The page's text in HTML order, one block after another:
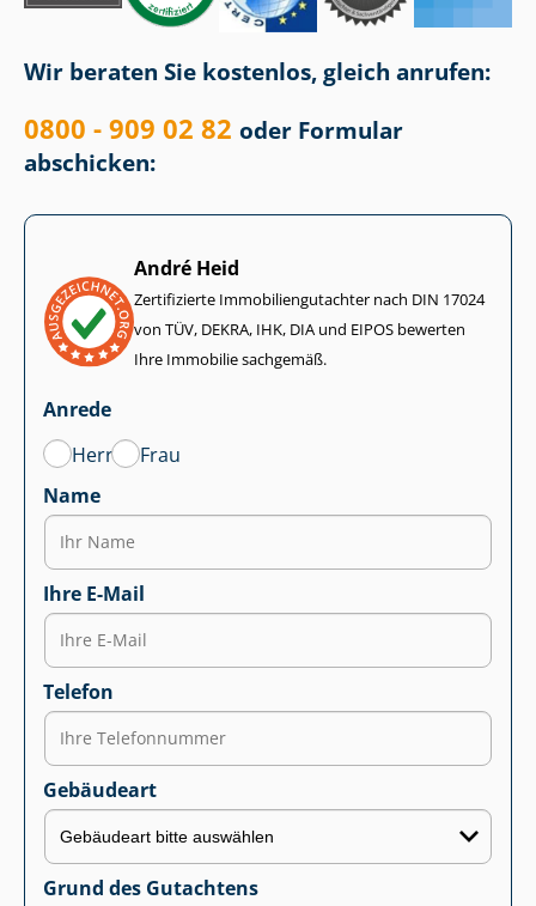
Wir beraten Sie kostenlos, gleich anrufen:
0800 - 909 02 82 oder Formular
abschicken:
André Heid
Zertifizierte Im­mo­bi­li­en­gut­ach­ter nach DIN 17024
von TÜV, DEKRA, IHK, DIA und EIPOS bewerten
Ihre Immobilie sachgemäß.
Anrede
Herr
Frau
Name
Ihre E-Mail
Telefon
Gebäudeart
Grund des Gutachtens